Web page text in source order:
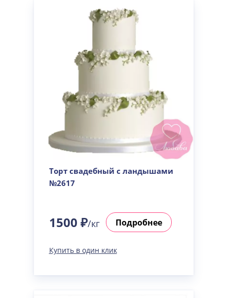
Торт свадебный с ландышами
№2617
1500 ₽/кг Подробнее
Купить в один клик